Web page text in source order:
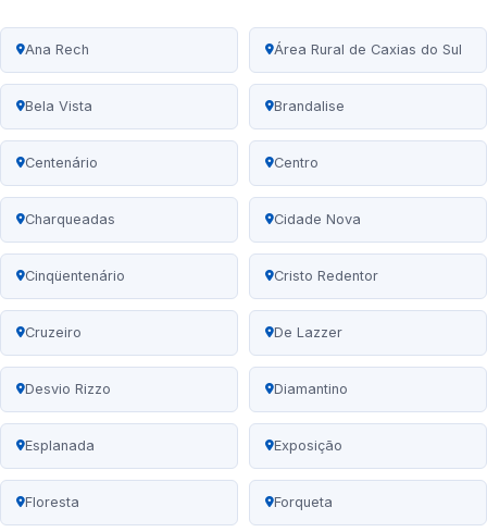
Ana Rech Área Rural de Caxias do Sul
Bela Vista Brandalise
Centenário Centro
Charqueadas Cidade Nova
Cinqüentenário Cristo Redentor
Cruzeiro De Lazzer
Desvio Rizzo Diamantino
Esplanada Exposição
Floresta Forqueta